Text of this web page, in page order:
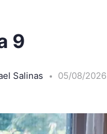
9
Salinas 05/08/2026